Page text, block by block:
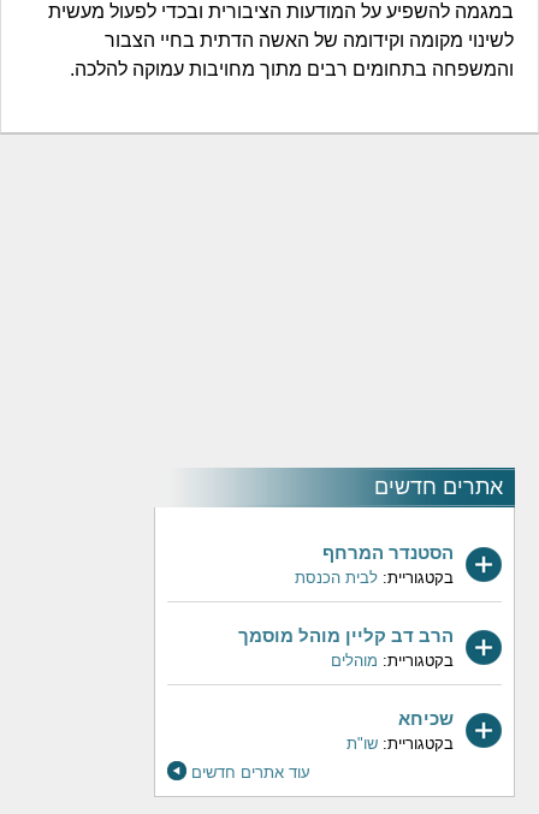
אתרים חדשים
הסטנדר המרחף
בקטגוריית: לבית הכנסת
הרב דב קליין מוהל מוסמך
בקטגוריית: מוהלים
שכיחא
בקטגוריית: שו"ת
עוד אתרים חדשים
במגמה להשפיע על המודעות הציבורית ובכדי לפעול מעשית
לשינוי מקומה וקידומה של האשה הדתית בחיי הצבור
והמשפחה בתחומים רבים מתוך מחויבות עמוקה להלכה.